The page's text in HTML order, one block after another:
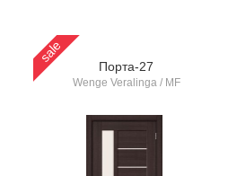
sale
Порта-27
Wenge Veralinga / MF